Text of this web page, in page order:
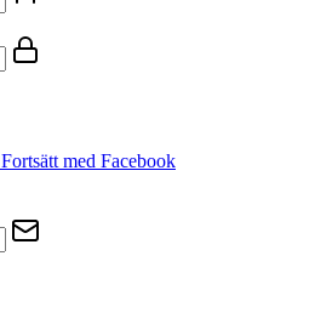
Fortsätt med Facebook